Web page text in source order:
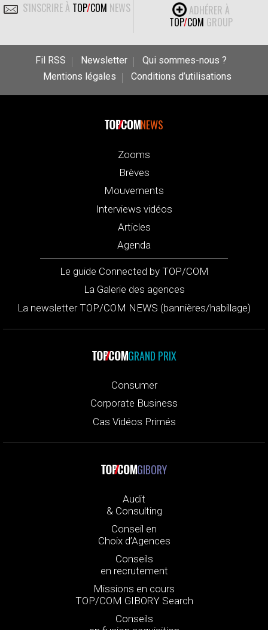
S'INSCRIRE À TOP/COM NEWS
ADHÉRER À
TOP/COM GROUP
Fil RSS Newsletter
Qui sommes-nous ?
Mentions légales
Conditions d’utilisations
NEWS
Zooms
Brèves
Mouvements
Interviews vidéos
Articles
Agenda
Le guide Connected by TOP/COM
La Galerie des agences
La newsletter TOP/COM NEWS (bannières/habillage)
GRAND PRIX
Consumer
Corporate Business
Cas Vidéos Primés
GIBORY
Audit
& Consulting
Conseil en
Choix d’Agences
Conseils
en recrutement
Missions en cours
TOP/COM GIBORY Search
Conseils